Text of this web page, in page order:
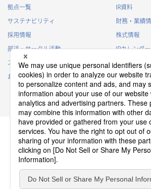
拠点一覧
サステナビリティ
採用情報
部活・サークル活動
スポンサー活動
お問い合わせ
IR資料
財務・業績
株式情報
IRカレンダー
IRに関するよ
IRポリシー
免責事項
プライバシーポリシー
クッキー
ソーシャルメディアポリシー
ウェブサイトのご